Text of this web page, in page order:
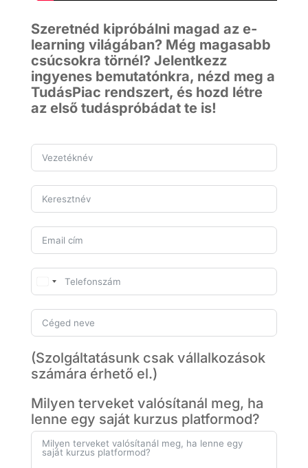
Szeretnéd kipróbálni magad az e-
learning világában? Még magasabb
csúcsokra törnél? Jelentkezz
ingyenes bemutatónkra, nézd meg a
TudásPiac rendszert, és hozd létre
az első tudáspróbádat te is!
U
n
i
t
d
S
t
a
t
e
s
(Szolgáltatásunk csak vállalkozások
számára érhető el.)
Milyen terveket valósítanál meg, ha
lenne egy saját kurzus platformod?